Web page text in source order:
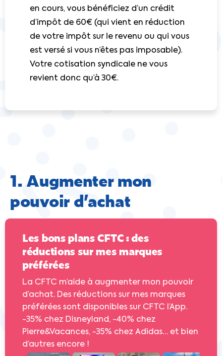
en cours, vous bénéficiez d’un crédit
d’impôt de 60€ (qui vient en réduction
de votre impôt sur le revenu ou qui vous
est versé si vous n’êtes pas imposable).
Votre cotisation syndicale ne vous
revient donc qu’à 30€.
1. Augmenter mon
pouvoir d’achat
Les bons plans CFTC : des
réductions sur mes marques
préférées
La CFTC m’aide à augmenter mon pouvoir
d’achat. Des réductions sur mes marques
préférées sont disponibles sur CFTC l’App.
-35% chez Disneyland, -40% chez
Pierre&Vacances, -35% chez Adidas… et bien
d’autres encore !